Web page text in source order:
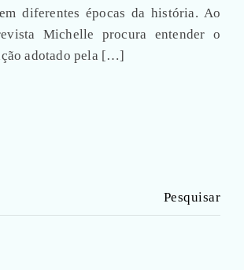
diferentes épocas da história. Ao
Michelle procura entender o
adotado pela […]